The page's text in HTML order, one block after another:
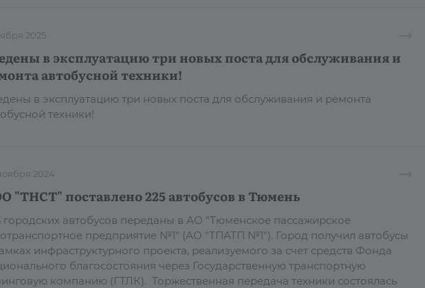
2025
в эксплуатацию три новых поста для обслуживания и
автобусной техники!
в эксплуатацию три новых поста для обслуживания и ремонта
техники!
2024
"ТНСТ" поставлено 225 автобусов в Тюмень
городских автобусов переданы в АО "Тюменское пассажирское
предприятие №1" (АО "ТПАТП №1"). Город получил автобусы
инфраструктурного проекта, реализуемого за счет средств Фонда
благосостояния через Государственную транспортную
компанию (ГТЛК). Торжественная передача техники состоялась